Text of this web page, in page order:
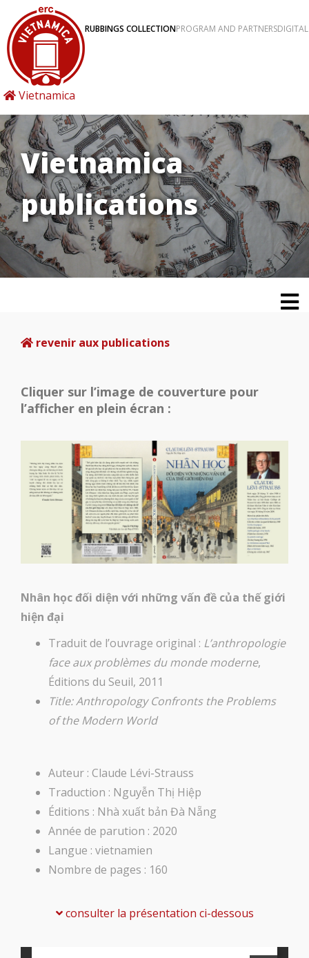
Vietnamica
RUBBINGS COLLECTIONPROGRAM AND PARTNERS
Vietnamica
publications
revenir aux publications
Cliquer sur l’image de couverture pour
l’afficher en plein écran :
Nhân học đối diện với những vấn đề của thế giới
hiện đại
Traduit de l’ouvrage original : L’anthropologie
face aux problèmes du monde moderne,
Éditions du Seuil, 2011
Title: Anthropology Confronts the Problems
of the Modern World
Auteur : Claude Lévi-Strauss
Traduction : Nguyễn Thị Hiệp
Éditions : Nhà xuất bản Đà Nẵng
Année de parution : 2020
Langue : vietnamien
Nombre de pages : 160
consulter la présentation ci-dessous